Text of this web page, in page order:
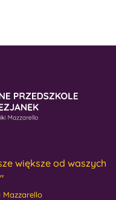
większe od waszych
Mazzarello